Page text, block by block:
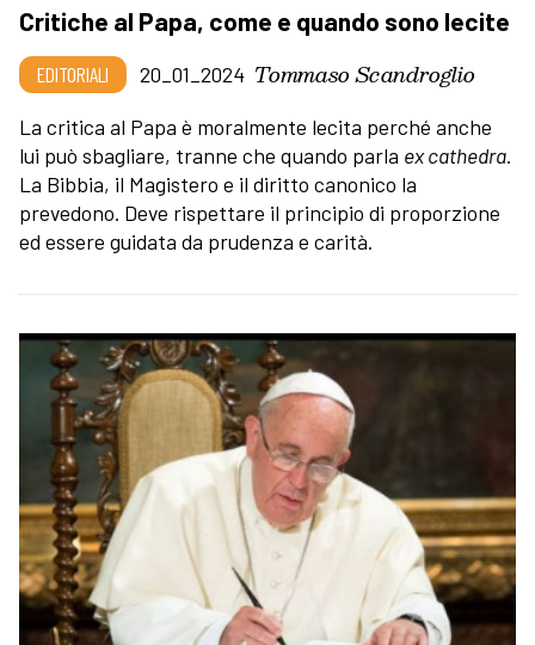
Critiche al Papa, come e quando sono lecite
EDITORIALI 20_01_2024 Tommaso Scandroglio
La critica al Papa è moralmente lecita perché anche
lui può sbagliare, tranne che quando parla ex cathedra.
La Bibbia, il Magistero e il diritto canonico la
prevedono. Deve rispettare il principio di proporzione
ed essere guidata da prudenza e carità.